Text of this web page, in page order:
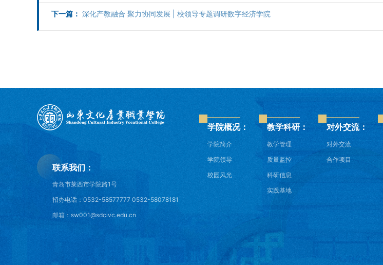
下一篇： 深化产教融合 聚力协同发展 | 校领导专题调研数字经济学院
联系我们：
青岛市莱西市学院路1号
招办电话：0532-58577777 0532-58078181
邮箱：sw001@sdcivc.edu.cn
学院概况：
学院简介
学院领导
校园风光
教学科研：
教学管理
质量监控
科研信息
实践基地
对外交流：
对外交流
合作项目